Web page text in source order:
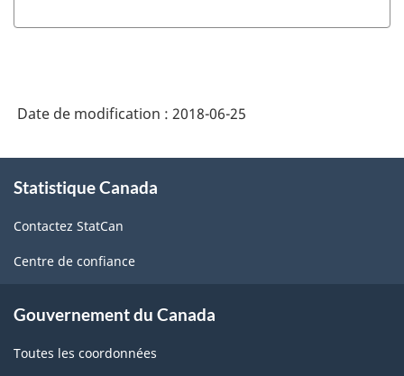
Date de modification : 2018-06-25
propos
ce
site
Statistique Canada
Contactez StatCan
Centre de confiance
Gouvernement du Canada
Toutes les coordonnées